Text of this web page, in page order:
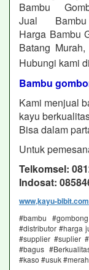
Bambu
Jual
Harga Bambu
Batang
Hubungi kami di
Bambu
Kami menjual
kayu
Bisa dalam
Untuk
Telkomsel:
Indosat:
www,kayu-bibit.com
#bambu
#distributor #harga
#supplier #suplier
#bagus
#kaso #usuk